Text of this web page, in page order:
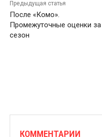
Предыдущая статья
После «Комо».
Промежуточные оценки за
сезон
КОММЕНТАРИИ